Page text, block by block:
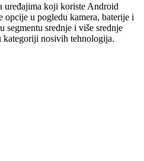
uređajima koji koriste Android
opcije u pogledu kamera, baterije i
segmentu srednje i više srednje
kategoriji nosivih tehnologija.